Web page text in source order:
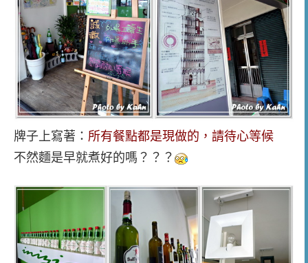
牌子上寫著： 所有餐點都是現做的，請待心等候
不然麵是早就煮好的嗎？？？